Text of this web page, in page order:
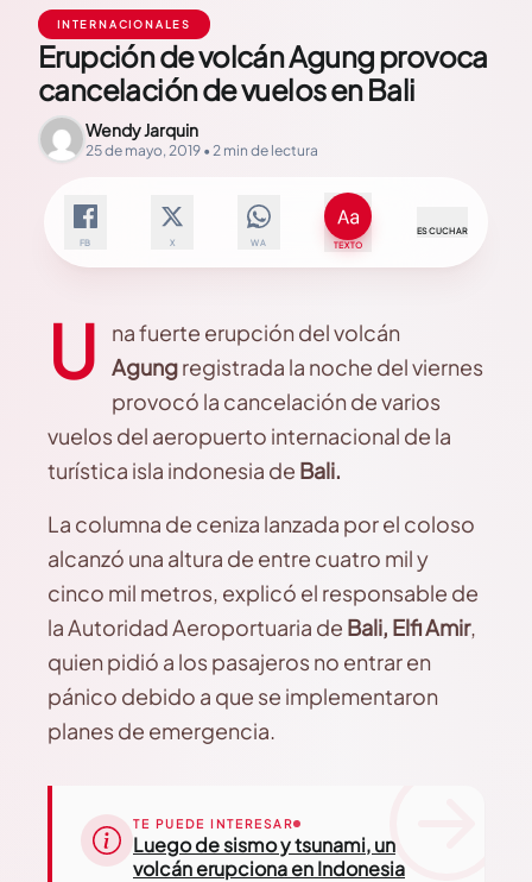
INTERNACIONALES
Erupción de volcán Agung provoca
cancelación de vuelos en Bali
Wendy Jarquin
25 de mayo, 2019 • 2 min de lectura
FB X WA TEXTO
ESCUCHAR
U
na fuerte erupción del volcán
Agungregistrada la noche del viernes
provocó la cancelación de varios
vuelos del aeropuerto internacional de la
turística isla indonesia de Bali.
La columna de ceniza lanzada por el coloso
alcanzó una altura de entre cuatro mil y
cinco mil metros, explicó el responsable de
la Autoridad Aeroportuaria de Bali, Elfi Amir,
quien pidió a los pasajeros no entrar en
pánico debido a que se implementaron
planes de emergencia.
TE PUEDE INTERESAR
Luego de sismo y tsunami, un
volcán erupciona en Indonesia